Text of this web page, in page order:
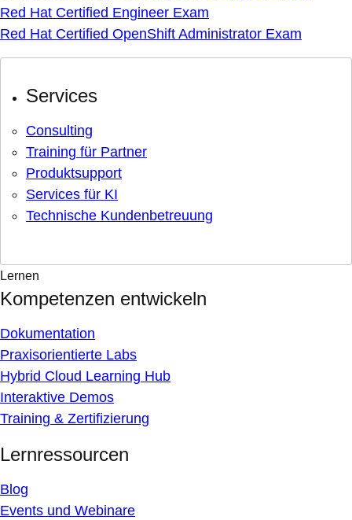
Red Hat Certified Engineer Exam
Red Hat Certified OpenShift Administrator Exam
Services
Consulting
Training für Partner
Produktsupport
Services für KI
Technische Kundenbetreuung
Lernen
Kompetenzen entwickeln
Dokumentation
Praxisorientierte Labs
Hybrid Cloud Learning Hub
Interaktive Demos
Training & Zertifizierung
Lernressourcen
Blog
Events und Webinare